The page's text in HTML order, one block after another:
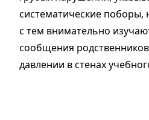
систематические поборы,
с тем внимательно
сообщения
давлении в стенах